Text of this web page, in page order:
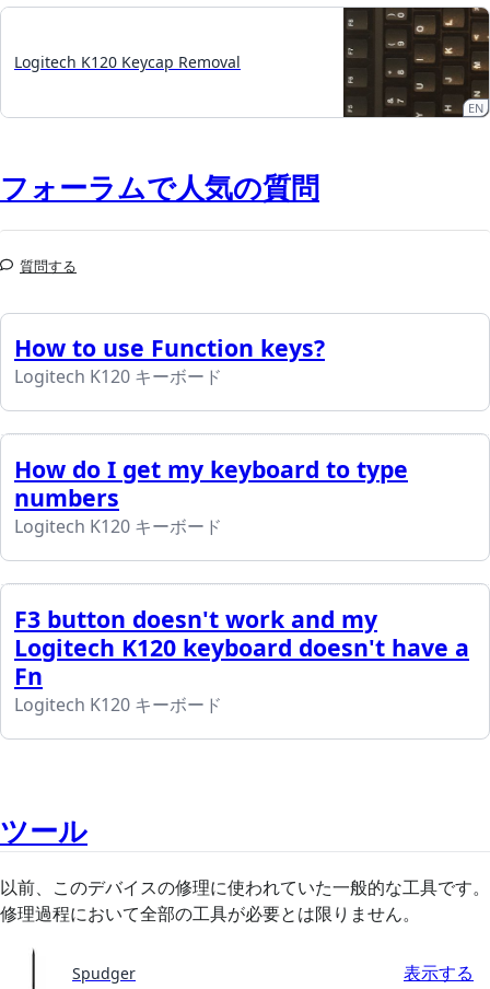
Logitech K120 Keycap Removal
EN
フォーラムで人気の質問
質問する
How to use Function keys?
Logitech K120 キーボード
How do I get my keyboard to type
numbers
Logitech K120 キーボード
F3 button doesn't work and my
Logitech K120 keyboard doesn't have a
Fn
Logitech K120 キーボード
ツール
以前、このデバイスの修理に使われていた一般的な工具です。
修理過程において全部の工具が必要とは限りません。
Spudger 表示する